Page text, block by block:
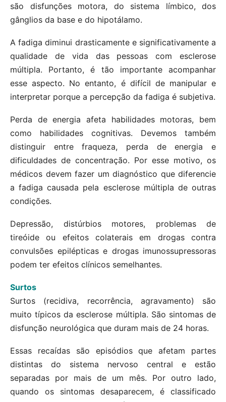
são disfunções motora, do sistema límbico, dos
gânglios da base e do hipotálamo.
A fadiga diminui drasticamente e significativamente a
qualidade de vida das pessoas com esclerose
múltipla. Portanto, é tão importante acompanhar
esse aspecto. No entanto, é difícil de manipular e
interpretar porque a percepção da fadiga é subjetiva.
Perda de energia afeta habilidades motoras, bem
como habilidades cognitivas. Devemos também
distinguir entre fraqueza, perda de energia e
dificuldades de concentração. Por esse motivo, os
médicos devem fazer um diagnóstico que diferencie
a fadiga causada pela esclerose múltipla de outras
condições.
Depressão, distúrbios motores, problemas de
tireóide ou efeitos colaterais em drogas contra
convulsões epilépticas e drogas imunossupressoras
podem ter efeitos clínicos semelhantes.
Surtos
Surtos (recidiva, recorrência, agravamento) são
muito típicos da esclerose múltipla. São sintomas de
disfunção neurológica que duram mais de 24 horas.
Essas recaídas são episódios que afetam partes
distintas do sistema nervoso central e estão
separadas por mais de um mês. Por outro lado,
quando os sintomas desaparecem, é classificado